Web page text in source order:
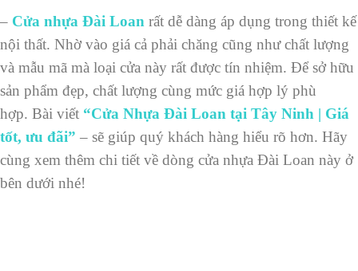
– Cửa nhựa Đài Loan rất dễ dàng áp dụng trong thiết kế
nội thất. Nhờ vào giá cả phải chăng cũng như chất lượng
và mẫu mã mà loại cửa này rất được tín nhiệm. Để sở hữu
sản phẩm đẹp, chất lượng cùng mức giá hợp lý phù
hợp. Bài viết “Cửa Nhựa Đài Loan tại Tây Ninh | Giá
tốt, ưu đãi” – sẽ giúp quý khách hàng hiểu rõ hơn. Hãy
cùng xem thêm chi tiết về dòng cửa nhựa Đài Loan này ở
bên dưới nhé!